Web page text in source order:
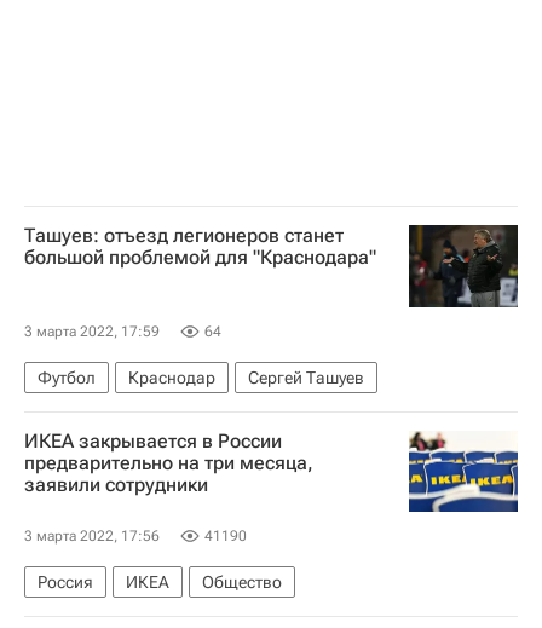
Ташуев: отъезд легионеров станет
большой проблемой для "Краснодара"
3 марта 2022, 17:59 64
Футбол Краснодар Сергей Ташуев
ИКЕА закрывается в России
предварительно на три месяца,
заявили сотрудники
3 марта 2022, 17:56 41190
Россия ИКЕА Общество